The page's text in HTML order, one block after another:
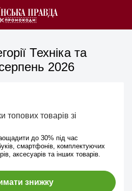
Техніка та
2026
топових товарів зі
до 30% під час
смартфонів, комплектуючих
аксесуарів та інших товарів.
знижку